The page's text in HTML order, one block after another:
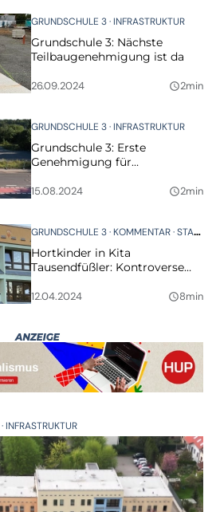
GRUNDSCHULE 3 INFRASTRUKTUR
Grundschule 3: Nächste
Teilbaugenehmigung ist da
26.09.2024 query_builder2min
GRUNDSCHULE 3 INFRASTRUKTUR
Grundschule 3: Erste
Genehmigung für
bevor”
15.08.2024 query_builder2min
GRUNDSCHULE 3 KOMMENTAR STADTRAT
Hortkinder in Kita
Tausendfüßler: Kontroverse
12.04.2024 query_builder8min
INFRASTRUKTUR